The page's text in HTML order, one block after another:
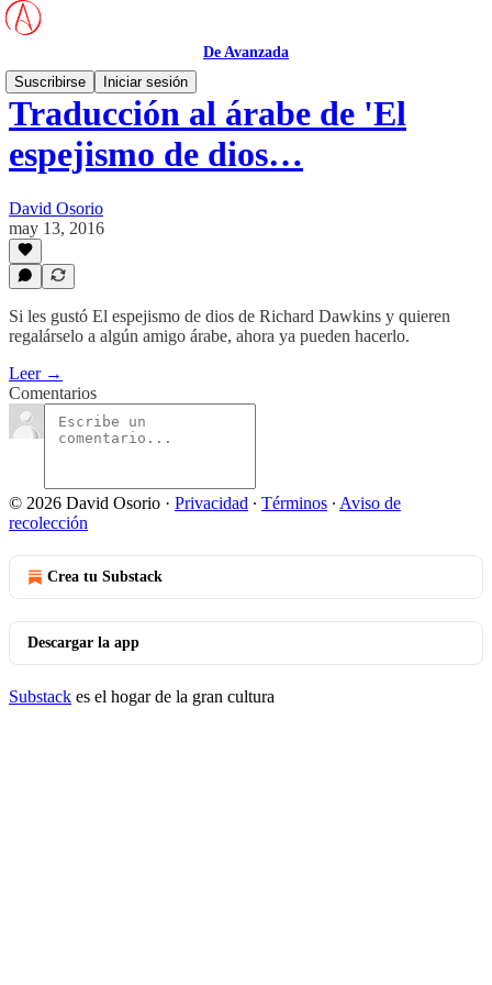
De Avanzada
Suscribirse
Iniciar sesión
Traducción al árabe de 'El
espejismo de dios…
David Osorio
may 13, 2016
Si les gustó El espejismo de dios de Richard Dawkins y quieren
regalárselo a algún amigo árabe, ahora ya pueden hacerlo.
Leer →
Comentarios
© 2026 David Osorio · Privacidad ∙ Términos ∙ Aviso de
recolección
Crea tu Substack
Descargar la app
Substack es el hogar de la gran cultura